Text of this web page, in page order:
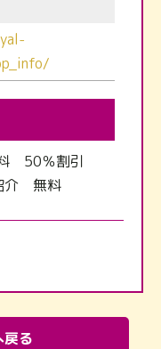
50％割引
介 無料
戻る